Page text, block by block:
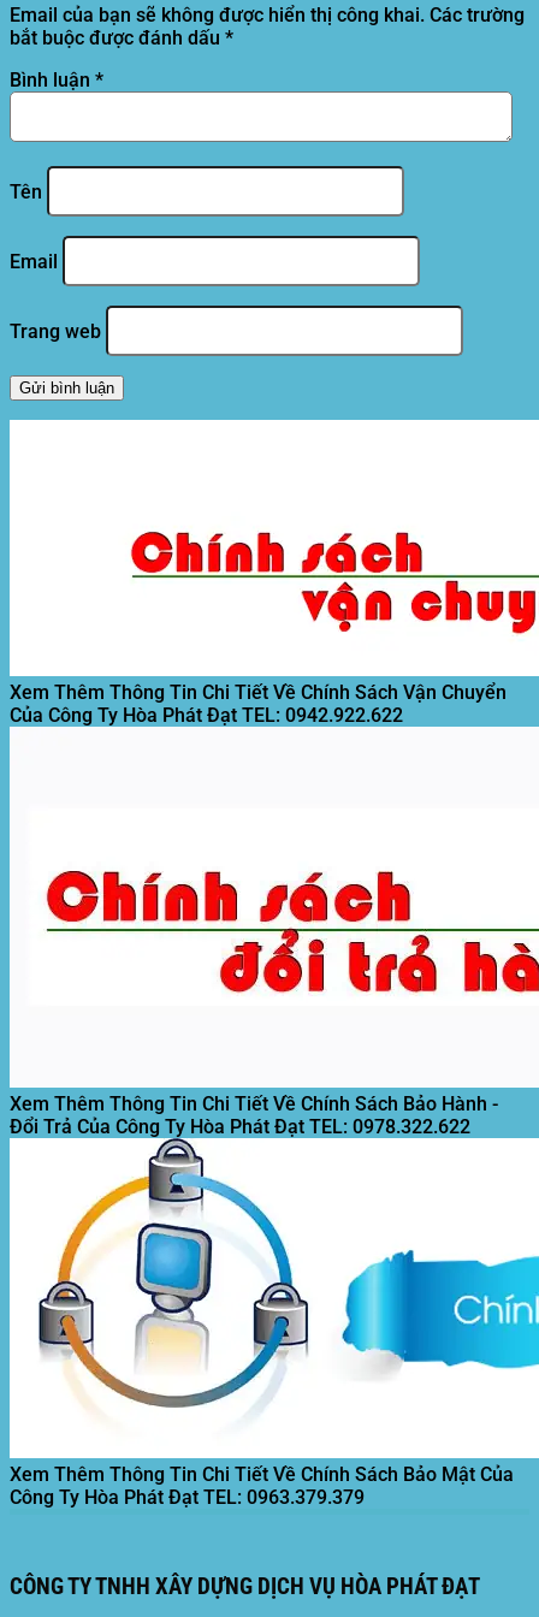
Email của bạn sẽ không được hiển thị công khai. Các trường
bắt buộc được đánh dấu *
Bình luận *
Tên
Email
Trang web
Xem Thêm Thông Tin Chi Tiết Về Chính Sách Vận Chuyển
Của Công Ty Hòa Phát Đạt TEL: 0942.922.622
Xem Thêm Thông Tin Chi Tiết Về Chính Sách Bảo Hành -
Đổi Trả Của Công Ty Hòa Phát Đạt TEL: 0978.322.622
Xem Thêm Thông Tin Chi Tiết Về Chính Sách Bảo Mật Của
Công Ty Hòa Phát Đạt TEL: 0963.379.379
CÔNG TY TNHH XÂY DỰNG DỊCH VỤ HÒA PHÁT ĐẠT